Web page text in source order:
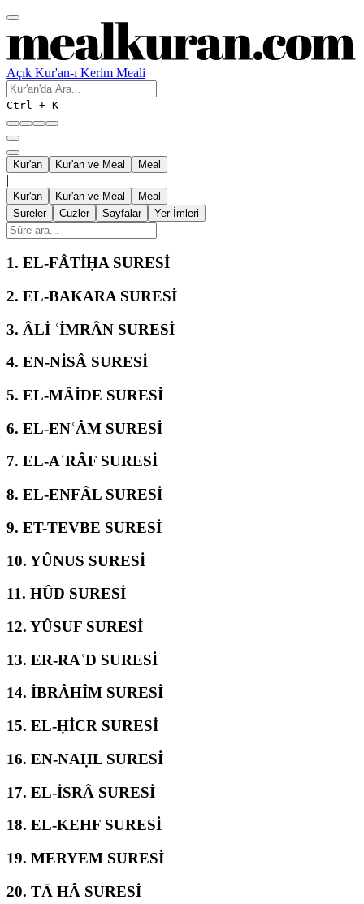
Açık Kur'an-ı Kerim Meali
Ctrl + K
Kur'an Kur'an ve Meal Meal
|
Kur'an Kur'an ve Meal
Meal
Sureler
Cüzler Sayfalar Yer İmleri
1. EL-FÂTİḤA SURESİ
2. EL-BAKARA SURESİ
3. ÂLİ ʿİMRÂN SURESİ
4. EN-NİSÂ SURESİ
5. EL-MÂİDE SURESİ
6. EL-ENʿÂM SURESİ
7. EL-AʿRÂF SURESİ
8. EL-ENFÂL SURESİ
9. ET-TEVBE SURESİ
10. YÛNUS SURESİ
11. HÛD SURESİ
12. YÛSUF SURESİ
13. ER-RAʿD SURESİ
14. İBRÂHÎM SURESİ
15. EL-ḤİCR SURESİ
16. EN-NAḤL SURESİ
17. EL-İSRÂ SURESİ
18. EL-KEHF SURESİ
19. MERYEM SURESİ
20. TĀ HÂ SURESİ